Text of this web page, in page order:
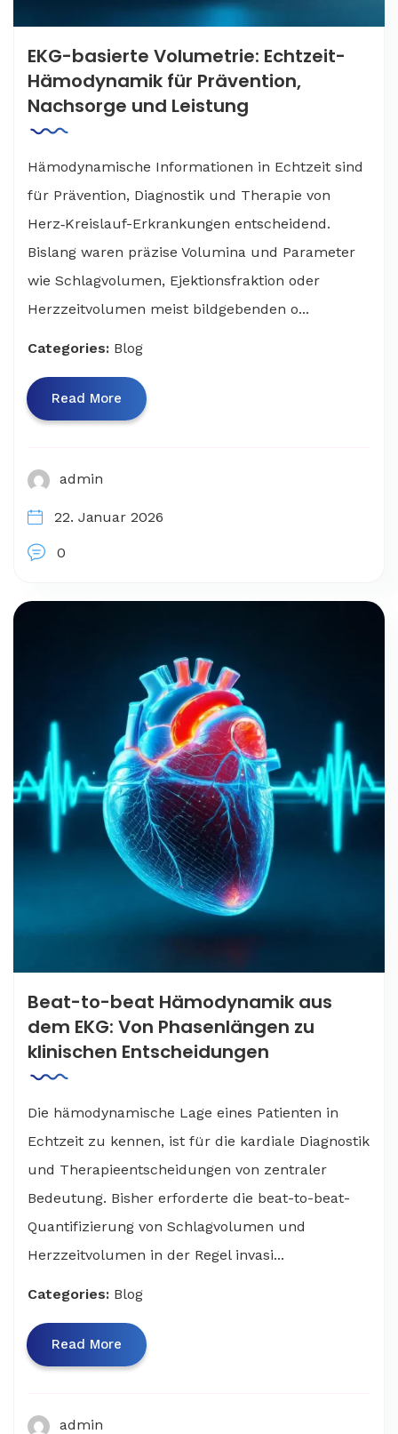
EKG-basierte Volumetrie: Echtzeit-
Hämodynamik für Prävention,
Nachsorge und Leistung
Hämodynamische Informationen in Echtzeit sind
für Prävention, Diagnostik und Therapie von
Herz‑Kreislauf-Erkrankungen entscheidend.
Bislang waren präzise Volumina und Parameter
wie Schlagvolumen, Ejektionsfraktion oder
Herzzeitvolumen meist bildgebenden o...
Categories: Blog
Read More
admin
22. Januar 2026
0
Beat-to-beat Hämodynamik aus
dem EKG: Von Phasenlängen zu
klinischen Entscheidungen
Die hämodynamische Lage eines Patienten in
Echtzeit zu kennen, ist für die kardiale Diagnostik
und Therapieentscheidungen von zentraler
Bedeutung. Bisher erforderte die beat-to-beat-
Quantifizierung von Schlagvolumen und
Herzzeitvolumen in der Regel invasi...
Categories: Blog
Read More
admin